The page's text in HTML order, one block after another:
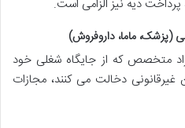
دیه نیز الزامی است.
(پزشک، ماما، داروفروش)
متخصص که از جایگاه شغلی خود
دخالت می کنند، مجازات